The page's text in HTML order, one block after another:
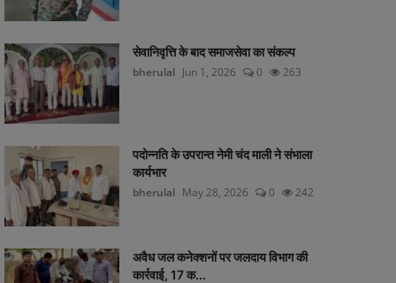
सेवानिवृत्ति के बाद समाजसेवा का संकल्प
bherulal Jun 1, 2026 0 263
पदोन्नति के उपरान्त नेमी चंद माली ने संभाला
कार्यभार
bherulal May 28, 2026 0 242
अवैध जल कनेक्शनों पर जलदाय विभाग की
कार्रवाई, 17 क...